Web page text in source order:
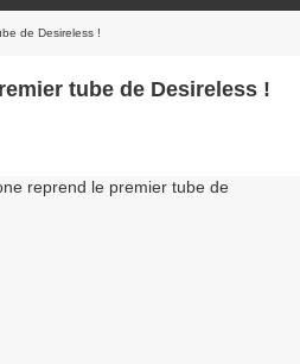
de Desireless !
tube de Desireless !